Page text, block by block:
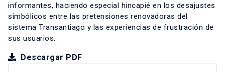
informantes, haciendo especial hincapié en los desajustes
simbólicos entre las pretensiones renovadoras del
sistema Transantiago y las experiencias de frustración de
sus usuarios.
Descargar PDF